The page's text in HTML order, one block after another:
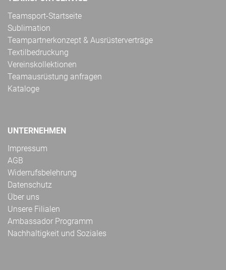
Teamsport-Startseite
Sublimation
Teampartnerkonzept & Ausrüsterverträge
Textilbedruckung
Vereinskollektionen
Teamausrüstung anfragen
Kataloge
UNTERNEHMEN
Impressum
AGB
Widerrufsbelehrung
Datenschutz
Über uns
Unsere Filialen
Ambassador Programm
Nachhaltigkeit und Soziales